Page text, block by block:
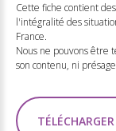
Cette fiche contient
l'intégralité des
France.
Nous ne pouvons être
son contenu, ni